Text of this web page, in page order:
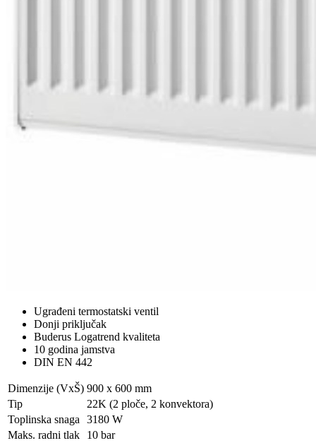
Ugrađeni termostatski ventil
Donji priključak
Buderus Logatrend kvaliteta
10 godina jamstva
DIN EN 442
Dimenzije (VxŠ) 900 x 600 mm
Tip
22K (2 ploče, 2 konvektora)
Toplinska snaga
3180 W
Maks. radni tlak
10 bar